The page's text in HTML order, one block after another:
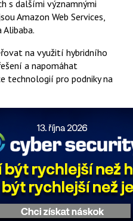
s dalšími významnými
Amazon Web Services,
na využití hybridního
a napomáhat
technologií pro podniky na